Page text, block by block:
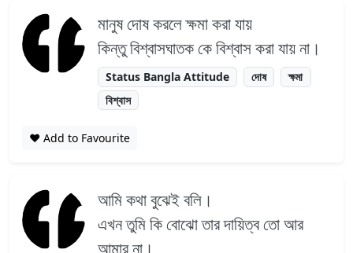
মানুষ দোষ করলে ক্ষমা করা যায়
কিন্তু বিশ্বাসঘাতক কে বিশ্বাস করা যায় না।
Status Bangla Attitude দোষ
ক্ষমা
বিশ্বাস
❤️ Add to Favourite
আমি কথা বুঝেই বলি।
এখন তুমি কি বোঝো তার দায়িত্ব তো আর